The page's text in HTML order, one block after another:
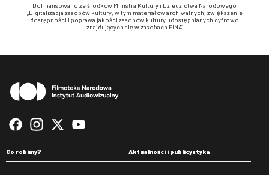
Dofinansowano ze środków Ministra Kultury i Dziedzictwa Narodowego
„Digitalizacja zasobów kultury, w tym materiałów archiwalnych, zwiększenie
dostępności i poprawa jakości zasobów kultury udostępnianych cyfrowo
znajdujących się w zasobach FINA”
Co robimy? Aktualności i publicystyka